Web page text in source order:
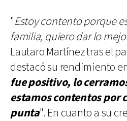
"Estoy contento porque
familia, quiero dar lo
Lautaro Martínez tras el
destacó su rendimiento
fue positivo, lo
estamos contentos por
punta". En cuanto a su